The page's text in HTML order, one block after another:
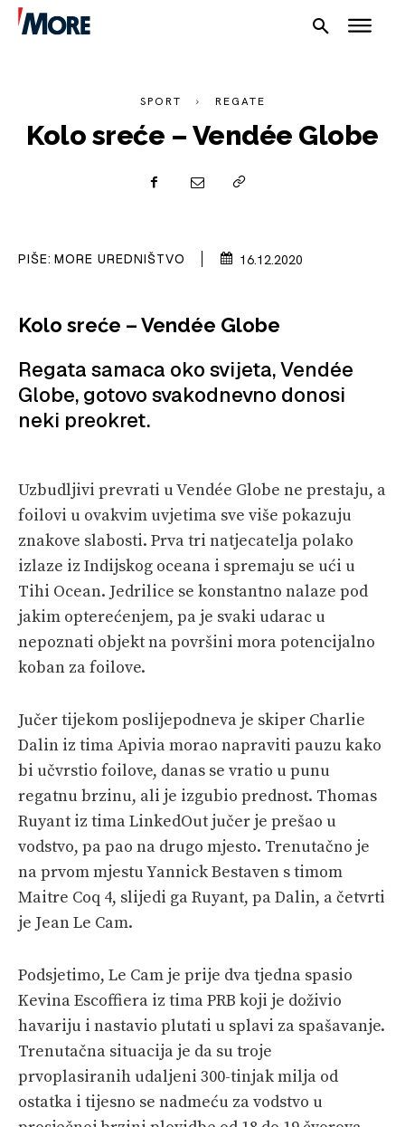
PLOVIDBA
VELIKE PRIČE
PRETPLATA
SPORT REGATE
Kolo sreće – Vendée Globe
PIŠE: MORE UREDNIŠTVO 16.12.2020
Kolo sreće – Vendée Globe
Regata samaca oko svijeta, Vendée
Globe, gotovo svakodnevno donosi
neki preokret.
Uzbudljivi prevrati u Vendée Globe ne prestaju, a
foilovi u ovakvim uvjetima sve više pokazuju
znakove slabosti. Prva tri natjecatelja polako
izlaze iz Indijskog oceana i spremaju se ući u
Tihi Ocean. Jedrilice se konstantno nalaze pod
jakim opterećenjem, pa je svaki udarac u
nepoznati objekt na površini mora potencijalno
koban za foilove.
Jučer tijekom poslijepodneva je skiper Charlie
Dalin iz tima Apivia morao napraviti pauzu kako
bi učvrstio foilove, danas se vratio u punu
regatnu brzinu, ali je izgubio prednost. Thomas
Ruyant iz tima LinkedOut jučer je prešao u
vodstvo, pa pao na drugo mjesto. Trenutačno je
na prvom mjestu Yannick Bestaven s timom
Maitre Coq 4, slijedi ga Ruyant, pa Dalin, a četvrti
je Jean Le Cam.
Podsjetimo, Le Cam je prije dva tjedna spasio
Kevina Escoffiera iz tima PRB koji je doživio
havariju i nastavio plutati u splavi za spašavanje.
Trenutačna situacija je da su troje
prvoplasiranih udaljeni 300-tinjak milja od
ostatka i tijesno se nadmeću za vodstvo u